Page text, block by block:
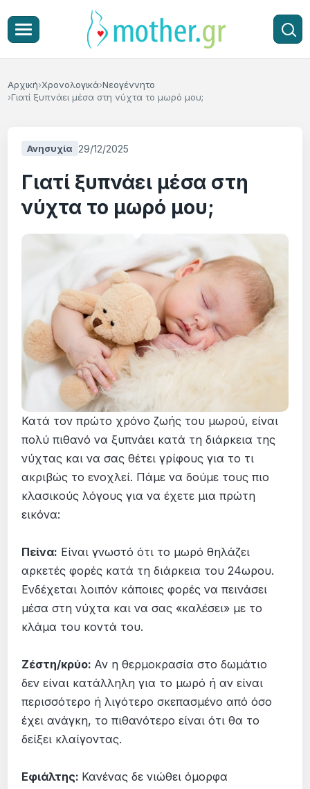
Αρχική Χρονολογικά Νεογέννητο
Γιατί ξυπνάει μέσα στη νύχτα το μωρό μου;
Ανησυχία 29/12/2025
Γιατί ξυπνάει μέσα στη
νύχτα το μωρό μου;
Κατά τον πρώτο χρόνο ζωής του μωρού, είναι
πολύ πιθανό να ξυπνάει κατά τη διάρκεια της
νύχτας και να σας θέτει γρίφους για το τι
ακριβώς το ενοχλεί. Πάμε να δούμε τους πιο
κλασικούς λόγους για να έχετε μια πρώτη
εικόνα:
Πείνα: Είναι γνωστό ότι το μωρό θηλάζει
αρκετές φορές κατά τη διάρκεια του 24ωρου.
Ενδέχεται λοιπόν κάποιες φορές να πεινάσει
μέσα στη νύχτα και να σας «καλέσει» με το
κλάμα του κοντά του.
Ζέστη/κρύο: Αν η θερμοκρασία στο δωμάτιο
δεν είναι κατάλληλη για το μωρό ή αν είναι
περισσότερο ή λιγότερο σκεπασμένο από όσο
έχει ανάγκη, το πιθανότερο είναι ότι θα το
δείξει κλαίγοντας.
Εφιάλτης: Κανένας δε νιώθει όμορφα